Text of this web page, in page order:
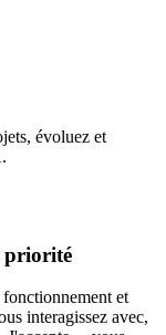
évoluez et
priorité
fonctionnement et
interagissez avec,